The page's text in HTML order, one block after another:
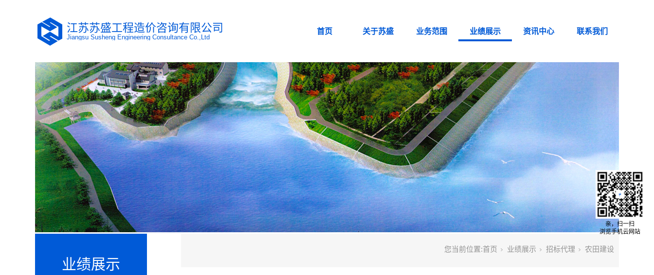
江苏苏盛工程造价咨询有限公司
Jiangsu Susheng Engineering Consultance Co.,Ltd
首页 关于苏盛 业务范围 业绩展示 资讯中心 联系我们
业绩展示
您当前位置:首页 业绩展示 招标代理 农田建设
亲，扫一扫
浏览手机云网站